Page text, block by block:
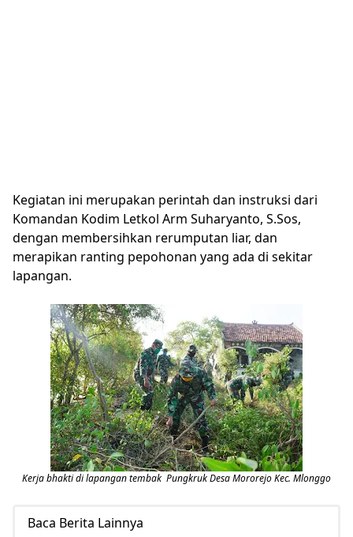
Kegiatan ini merupakan perintah dan instruksi dari
Komandan Kodim Letkol Arm Suharyanto, S.Sos,
dengan membersihkan rerumputan liar, dan
merapikan ranting pepohonan yang ada di sekitar
lapangan.
Kerja bhakti di lapangan tembak Pungkruk Desa Mororejo Kec. Mlonggo
Baca Berita Lainnya